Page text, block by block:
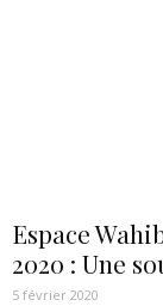
Espace
2020 : Une
5 février 2020